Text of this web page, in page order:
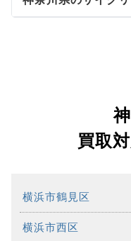
買取
横浜市鶴見区
横浜市西区